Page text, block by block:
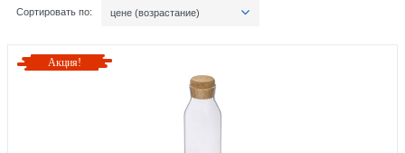
Сортировать по: цене (возрастание)
Акция!